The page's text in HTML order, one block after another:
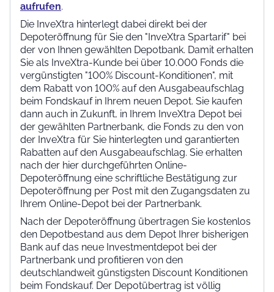
aufrufen.
Die InveXtra hinterlegt dabei direkt bei der
Depoteröffnung für Sie den "InveXtra Spartarif" bei
der von Ihnen gewählten Depotbank. Damit erhalten
Sie als InveXtra-Kunde bei über 10.000 Fonds die
vergünstigten "100% Discount-Konditionen", mit
dem Rabatt von 100% auf den Ausgabeaufschlag
beim Fondskauf in Ihrem neuen Depot. Sie kaufen
dann auch in Zukunft, in Ihrem InveXtra Depot bei
der gewählten Partnerbank, die Fonds zu den von
der InveXtra für Sie hinterlegten und garantierten
Rabatten auf den Ausgabeaufschlag. Sie erhalten
nach der hier durchgeführten Online-
Depoteröffnung eine schriftliche Bestätigung zur
Depoteröffnung per Post mit den Zugangsdaten zu
Ihrem Online-Depot bei der Partnerbank.
Nach der Depoteröffnung übertragen Sie kostenlos
den Depotbestand aus dem Depot Ihrer bisherigen
Bank auf das neue Investmentdepot bei der
Partnerbank und profitieren von den
deutschlandweit günstigsten Discount Konditionen
beim Fondskauf. Der Depotübertrag ist völlig